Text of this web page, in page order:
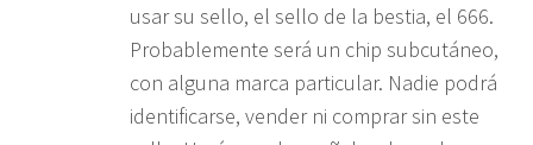
usar su sello, el sello de la bestia, el 666.
Probablemente será un chip subcutáneo,
con alguna marca particular. Nadie podrá
identificarse, vender ni comprar sin este